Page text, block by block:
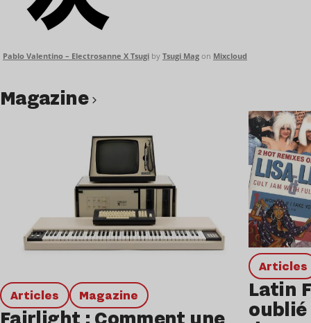
Pablo Valentino – Electrosanne X Tsugi by Tsugi Mag on Mixcloud
magazine
Articles magazine
Articles
Latin
oublié